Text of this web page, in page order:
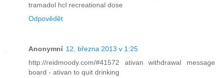
tramadol hcl recreational dose
Odpovědět
Anonymní 12. března 2013 v 1:25
http://reidmoody.com/#41572 ativan withdrawal message
board - ativan to quit drinking